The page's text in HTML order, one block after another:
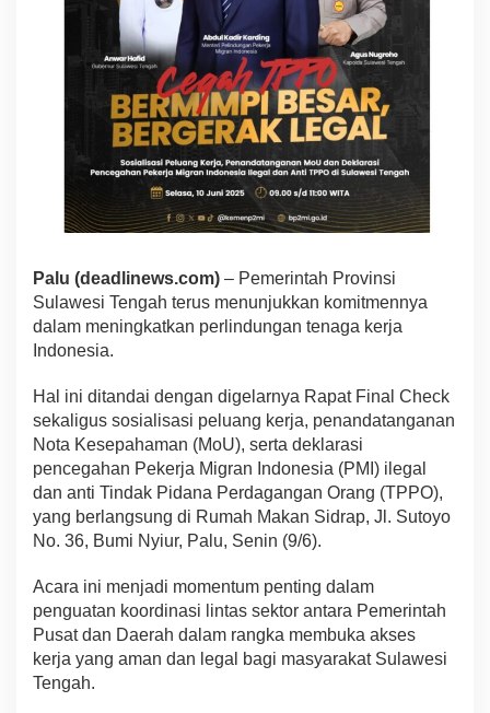
Palu (deadlinews.com) – Pemerintah Provinsi
Sulawesi Tengah terus menunjukkan komitmennya
dalam meningkatkan perlindungan tenaga kerja
Indonesia.
Hal ini ditandai dengan digelarnya Rapat Final Check
sekaligus sosialisasi peluang kerja, penandatanganan
Nota Kesepahaman (MoU), serta deklarasi
pencegahan Pekerja Migran Indonesia (PMI) ilegal
dan anti Tindak Pidana Perdagangan Orang (TPPO),
yang berlangsung di Rumah Makan Sidrap, Jl. Sutoyo
No. 36, Bumi Nyiur, Palu, Senin (9/6).
Acara ini menjadi momentum penting dalam
penguatan koordinasi lintas sektor antara Pemerintah
Pusat dan Daerah dalam rangka membuka akses
kerja yang aman dan legal bagi masyarakat Sulawesi
Tengah.